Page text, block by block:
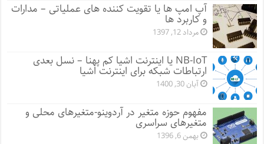
آپ امپ ها یا تقویت کننده های عملیاتی – مدارات
و کاربرد ها
مرداد 12, 1397
NB-IoT یا اینترنت اشیا کم پهنا – نسل بعدی
ارتباطات شبکه برای اینترنت اشیا
آبان 30, 1400
مفهوم حوزه متغیر در آردوینو-متغیرهای محلی و
متغیرهای سراسری
بهمن 6, 1396